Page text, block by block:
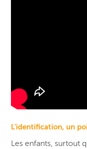
L’identification, un
Les enfants, surtout